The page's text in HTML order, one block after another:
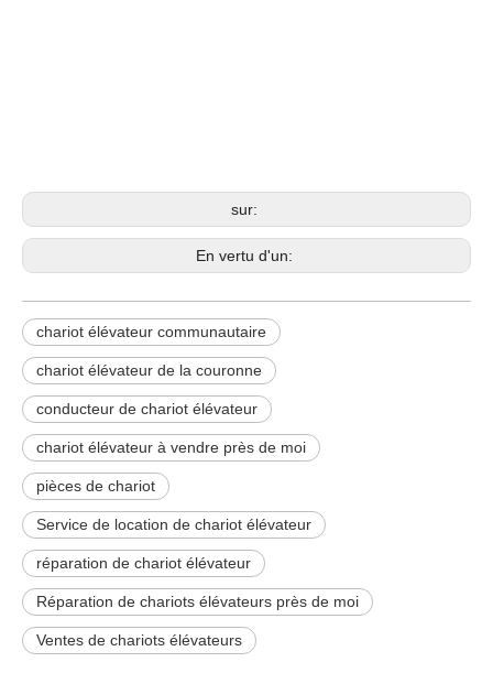
sur:
En vertu d'un:
chariot élévateur communautaire
chariot élévateur de la couronne
conducteur de chariot élévateur
chariot élévateur à vendre près de moi
pièces de chariot
Service de location de chariot élévateur
réparation de chariot élévateur
Réparation de chariots élévateurs près de moi
Ventes de chariots élévateurs